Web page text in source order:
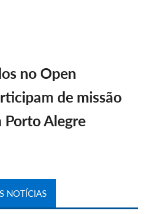
no Open
de missão
Porto Alegre
NOTÍCIAS